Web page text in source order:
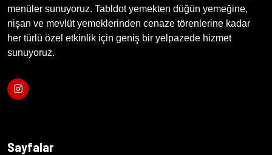
menüler sunuyoruz. Tabldot yemekten düğün yemeğine,
nişan ve mevlüt yemeklerinden cenaze törenlerine kadar
her türlü özel etkinlik için geniş bir yelpazede hizmet
sunuyoruz.
Sayfalar